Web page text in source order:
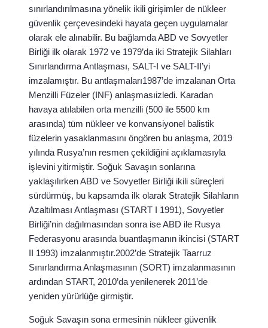
sınırlandırılmasına yönelik ikili girişimler de nükleer
güvenlik çerçevesindeki hayata geçen uygulamalar
olarak ele alınabilir. Bu bağlamda ABD ve Sovyetler
Birliği ilk olarak 1972 ve 1979’da iki Stratejik Silahları
Sınırlandırma Antlaşması, SALT-I ve SALT-II’yi
imzalamıştır. Bu antlaşmaları1987’de imzalanan Orta
Menzilli Füzeler (INF) anlaşmasıizledi. Karadan
havaya atılabilen orta menzilli (500 ile 5500 km
arasında) tüm nükleer ve konvansiyonel balistik
füzelerin yasaklanmasını öngören bu anlaşma, 2019
yılında Rusya’nın resmen çekildiğini açıklamasıyla
işlevini yitirmiştir. Soğuk Savaşın sonlarına
yaklaşılırken ABD ve Sovyetler Birliği ikili süreçleri
sürdürmüş, bu kapsamda ilk olarak Stratejik Silahların
Azaltılması Antlaşması (START I 1991), Sovyetler
Birliği’nin dağılmasından sonra ise ABD ile Rusya
Federasyonu arasında buantlaşmanın ikincisi (START
II 1993) imzalanmıştır.2002’de Stratejik Taarruz
Sınırlandırma Anlaşmasının (SORT) imzalanmasının
ardından START, 2010’da yenilenerek 2011’de
yeniden yürürlüğe girmiştir.
Soğuk Savaşın sona ermesinin nükleer güvenlik